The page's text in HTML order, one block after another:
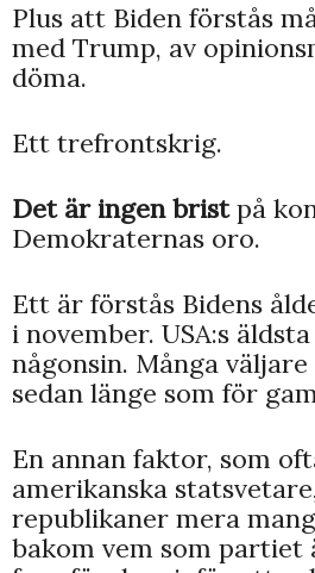
Plus att Biden förstås
med Trump, av
döma.
Ett trefrontskrig.
Det är ingen bristpå
Demokraternas oro.
Ett är förstås Bidens
i november. USA:s
någonsin. Många
sedan länge som för
En annan faktor, som
amerikanska
republikaner mera
bakom vem som partiet